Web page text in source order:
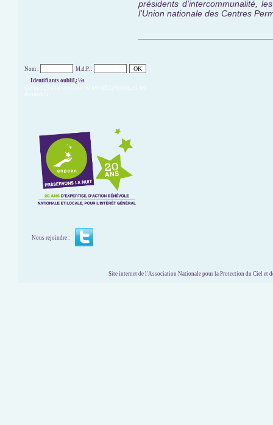
présidents d'intercommunalité,
l'Union nationale des Centres
Nom :
M.d.P. :
Identifiants oubliï¿½s
Nous rejoindre :
Site internet de l'Association Nationale pour la Protection du Ciel et de